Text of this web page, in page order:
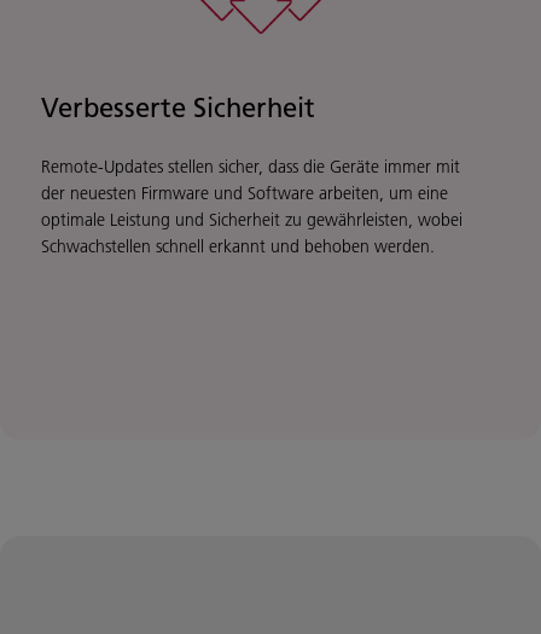
Verbesserte Sicherheit
Remote-Updates stellen sicher, dass die Geräte immer mit
der neuesten Firmware und Software arbeiten, um eine
optimale Leistung und Sicherheit zu gewährleisten, wobei
Schwachstellen schnell erkannt und behoben werden.